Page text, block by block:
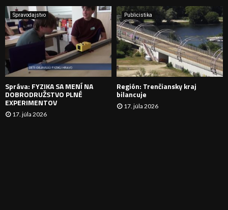
A
N
I
E
Spravodajstvo
Správa: FYZIKA SA MENÍ NA
DOBRODRUŽSTVO PLNÉ
EXPERIMENTOV
17. júla 2026
Publicistika
Región: Trenčiansky kraj
bilancuje
17. júla 2026